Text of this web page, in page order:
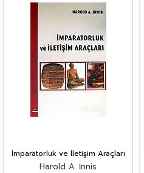
İmparatorluk ve İletişim Araçları
Harold A. İnnis